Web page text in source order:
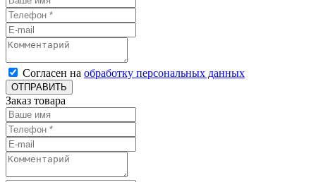
Согласен на обработку персональных данных
ОТПРАВИТЬ
Заказ товара